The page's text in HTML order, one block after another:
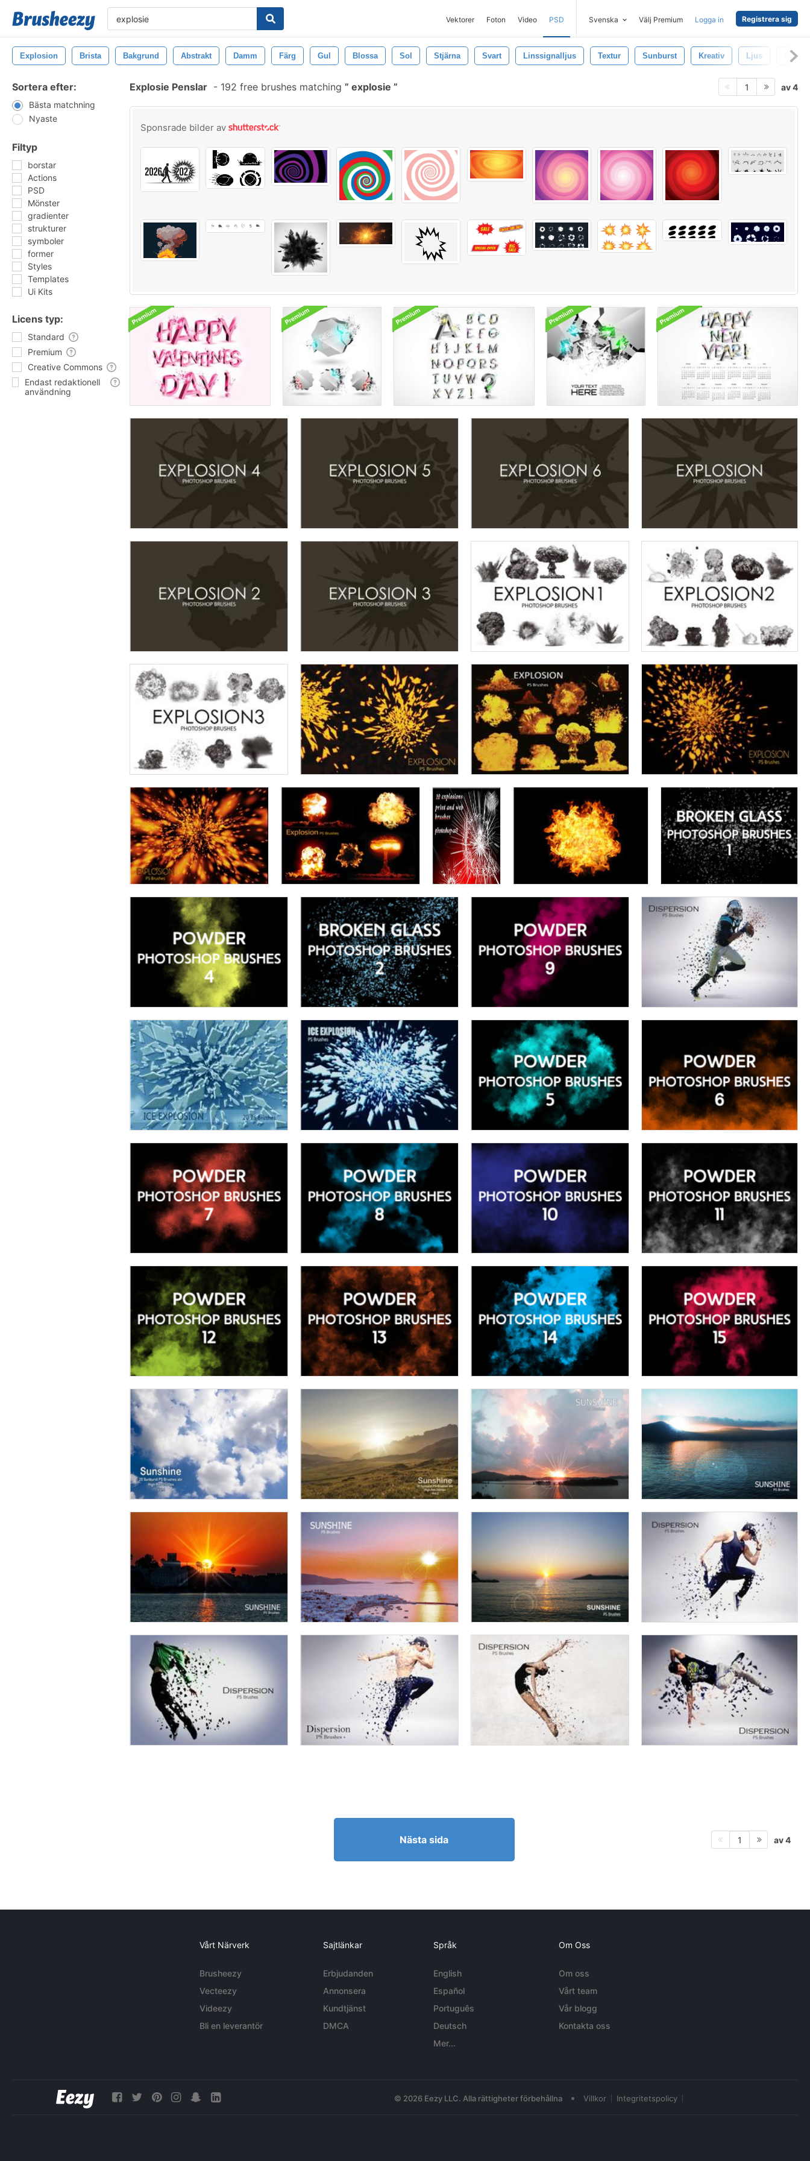
Vektorer Foton Video PSD Svenska Välj Premium Logga in Registrera sig
Explosion Brista Bakgrund Abstrakt Damm Färg Gul Blossa Sol Stjärna Svart Linssignalljus Textur Sunburst Kreativ Ljus Färgrik
Sortera efter:
Bästa matchning
Nyaste
Filtyp
borstar
Actions
PSD
Mönster
gradienter
strukturer
symboler
former
Styles
Templates
Ui Kits
Licens typ:
Standard
Premium
Creative Commons
Endast redaktionell
användning
Explosie Penslar - 192 free brushes matching explosie 1 av 4
Sponsrade bilder av
Nästa sida 1 av 4
Vårt Närverk
Brusheezy
Vecteezy
Videezy
Bli en leverantör
Sajtlänkar
Erbjudanden
Annonsera
Kundtjänst
DMCA
Språk
English
Español
Português
Deutsch
Mer...
Om Oss
Om oss
Vårt team
Vår blogg
Kontakta oss
© 2026 Eezy LLC. Alla rättigheter förbehållna • Villkor Integritetspolicy